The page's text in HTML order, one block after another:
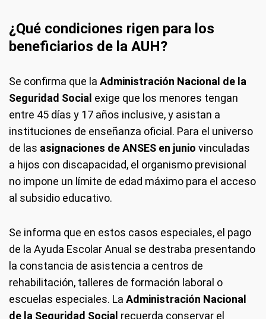
¿Qué condiciones rigen para los
beneficiarios de la AUH?
Se confirma que la Administración Nacional de la
Seguridad Social exige que los menores tengan
entre 45 días y 17 años inclusive, y asistan a
instituciones de enseñanza oficial. Para el universo
de las asignaciones de ANSES en junio vinculadas
a hijos con discapacidad, el organismo previsional
no impone un límite de edad máximo para el acceso
al subsidio educativo.
Se informa que en estos casos especiales, el pago
de la Ayuda Escolar Anual se destraba presentando
la constancia de asistencia a centros de
rehabilitación, talleres de formación laboral o
escuelas especiales. La Administración Nacional
de la Seguridad Social recuerda conservar el